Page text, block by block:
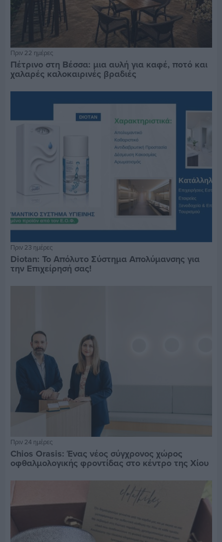
Πριν 22 ημέρες
Πέτρινο στη Βέσσα: μια αυλή για καφέ, ποτό και
χαλαρές καλοκαιρινές βραδιές
Πριν 23 ημέρες
Diotan: Το Απόλυτο Σύστημα Απολύμανσης για
την Επιχείρησή σας!
Πριν 24 ημέρες
Chios Orasis: Ένας νέος σύγχρονος χώρος
οφθαλμολογικής φροντίδας στο κέντρο της Χίου